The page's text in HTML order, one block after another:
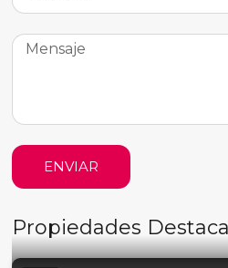
ENVIAR
Propiedades